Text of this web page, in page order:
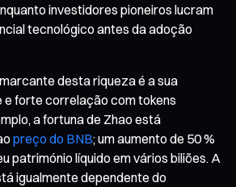
investidores pioneiros lucram
tecnológico antes da adoção
desta riqueza é a sua
forte correlação com tokens
a fortuna de Zhao está
preço do BNB; um aumento de 50 %
património líquido em vários biliões. A
igualmente dependente do